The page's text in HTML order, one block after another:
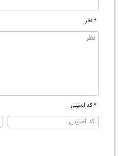
* نظر
* کد امنیتی